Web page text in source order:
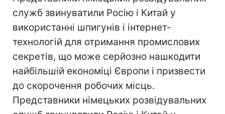
служб звинуватили Росію і Китай у
використанні шпигунів і інтернет-
технологій для отримання промислових
секретів, що може серйозно нашкодити
найбільшій економіці Європи і призвести
до скорочення робочих місць.
Представники німецьких розвідувальних